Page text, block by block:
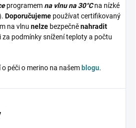
programemna vlnu na 30°Cna nízké
Doporučujeme používat certifikovaný
na vlnu nelze bezpečněnahradit
za podmínky snížení teploty a počtu
péči o merino na našem blogu.